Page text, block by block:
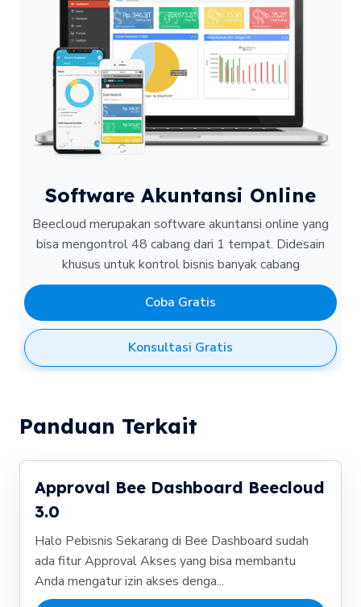
Software Akuntansi Online
Beecloud merupakan software akuntansi online yang
bisa mengontrol 48 cabang dari 1 tempat. Didesain
khusus untuk kontrol bisnis banyak cabang
Coba Gratis
Konsultasi Gratis
Panduan Terkait
Approval Bee Dashboard Beecloud
3.0
Halo Pebisnis Sekarang di Bee Dashboard sudah
ada fitur Approval Akses yang bisa membantu
Anda mengatur izin akses denga...